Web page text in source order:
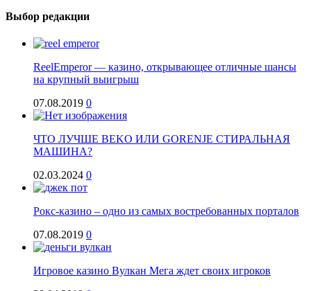
Выбор редакции
ReelEmperor — казино, открывающее отличные шансы
на крупный выигрыш
07.08.2019 0
ЧТО ЛУЧШЕ BEKO ИЛИ GORENJE СТИРАЛЬНАЯ
МАШИНА?
02.03.2024 0
Рокс-казино – одно из самых востребованных порталов
07.08.2019 0
Игровое казино Вулкан Мега ждет своих игроков